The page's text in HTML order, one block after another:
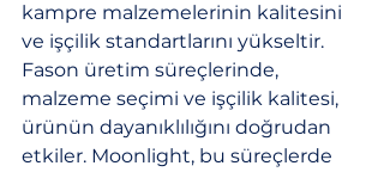
kampre malzemelerinin kalitesini
ve işçilik standartlarını yükseltir.
Fason üretim süreçlerinde,
malzeme seçimi ve işçilik kalitesi,
ürünün dayanıklılığını doğrudan
etkiler. Moonlight, bu süreçlerde